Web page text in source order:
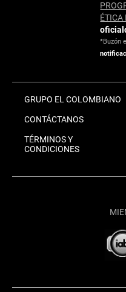
ÉTICA
*Buzón
GRUPO EL COLOMBIANO
CONTÁCTANOS
TÉRMINOS Y
CONDICIONES